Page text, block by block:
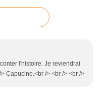
l'histoire. Je reviendrai
Capucine.<br /> <br /> <br />